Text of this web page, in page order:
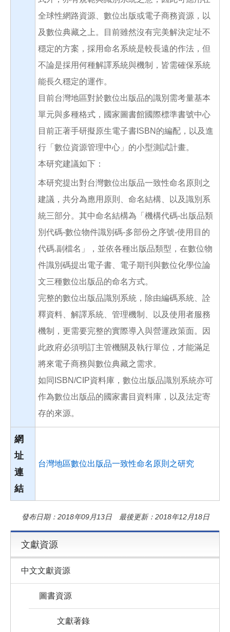
全球性網路資源、數位出版或電子商務資源，以
及數位典藏之上。目前雖然沒有完美解決定址不
穩定的方案，採用命名系統是較長遠的作法，但
不論是採用何種解譯系統與機制，皆需確保系統
能長久穩定的運作。
目前台灣地區對於數位出版品的識別需考量基本
單元與多種格式，國家圖書館國際標準書號中心
目前正著手研擬原生電子書ISBN的編配，以及進
行「數位資源管理中心」的小型測試計畫。
本研究建議如下：
本研究提出對台灣數位出版品一致性命名原則之
建議，共分為應用原則、命名結構、以及識別系
統三部分。其中命名結構為「機構代碼-出版品類
別代碼-數位物件識別碼-多部份之序號-使用目的
代碼.副檔名」，並依各種出版品類型，在數位物
件識別碼提出電子書、電子期刊與數位化學位論
文三種數位出版品的命名方式。
完整的數位出版品識別系統，除由編碼系統、詮
釋資料、解譯系統、管理機制、以及使用者服務
機制，更需要完整的實際導入與營運政策面。因
此政府必須明訂主管機關及執行單位，才能滿足
將來電子商務與數位典藏之需求。
如同ISBN/CIP資料庫，數位出版品識別系統亦可
作為數位出版品的國家書目資料庫，以及法定寄
存的來源。
網
址
連
結
台灣地區數位出版品一致性命名原則之研究
發布日期：2018年09月13日 最後更新：2018年12月18日
文獻資源
中文文獻資源
圖書資源
文獻著錄